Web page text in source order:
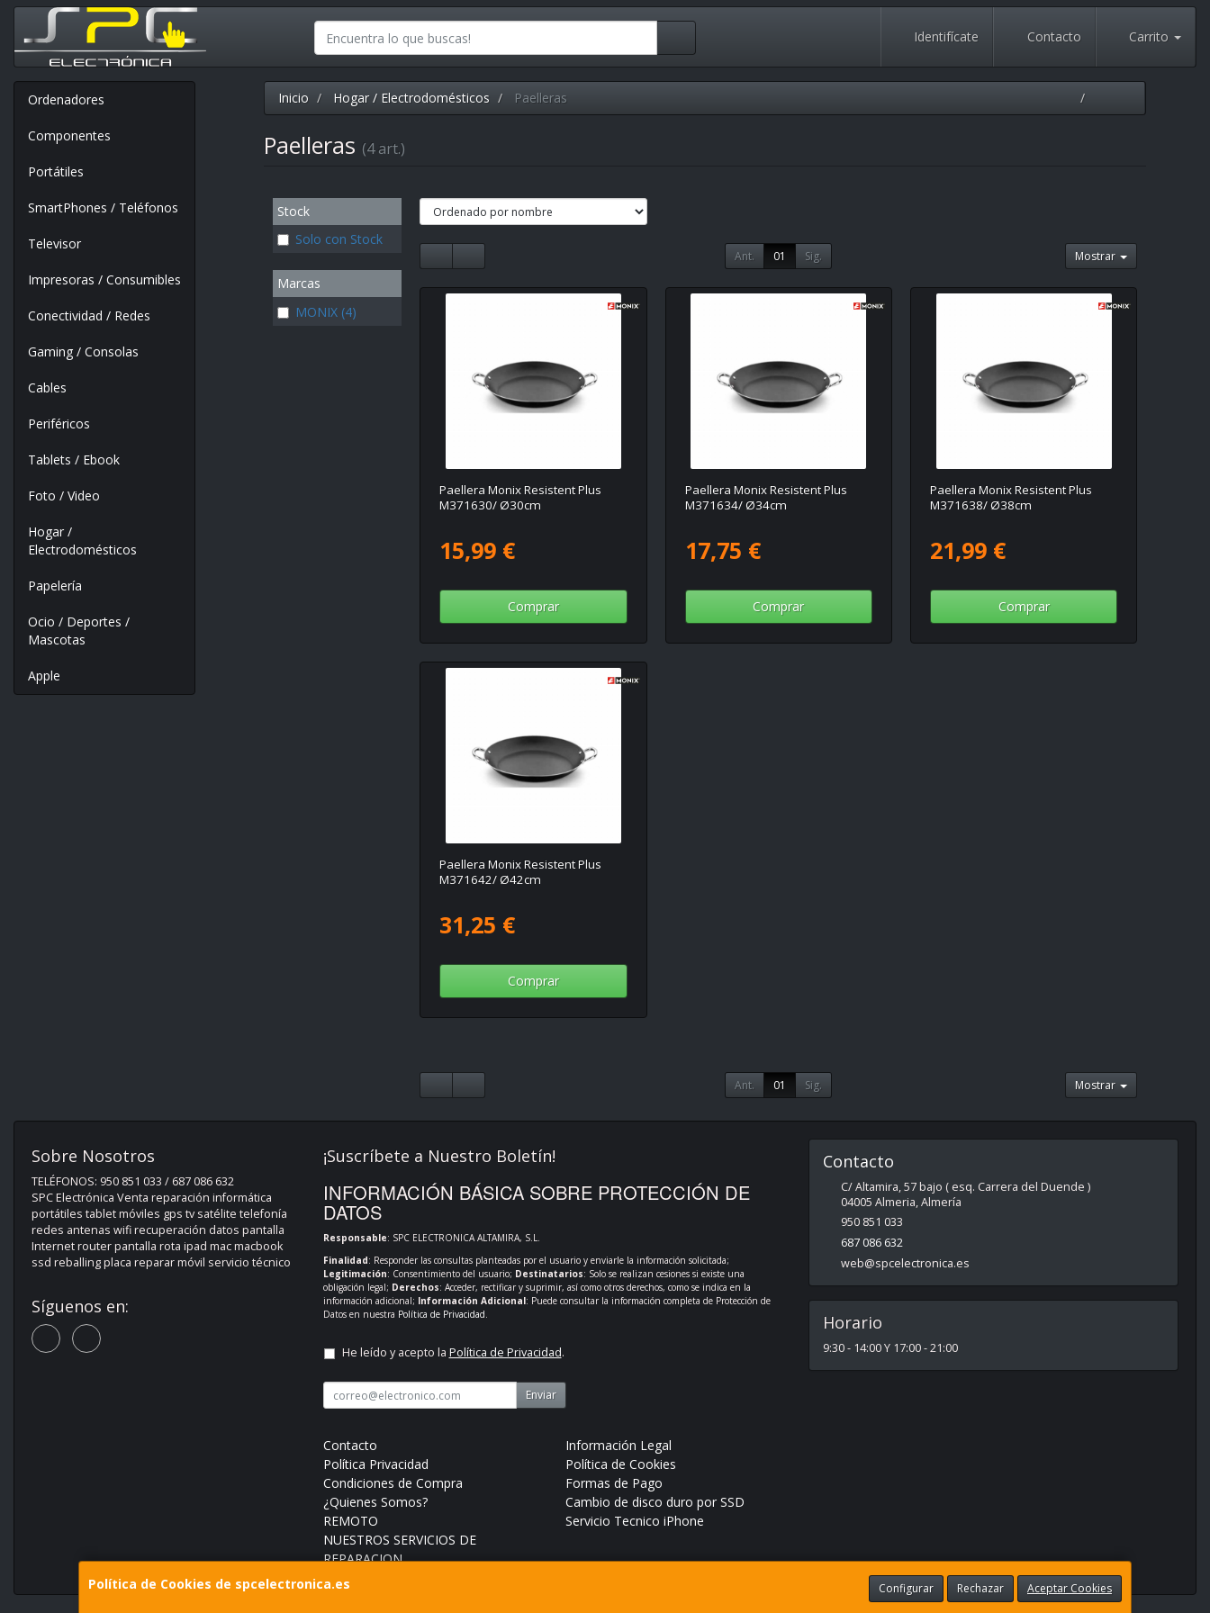
Identifícate Contacto Carrito
Ordenadores
Componentes
Portátiles
SmartPhones / Teléfonos
Televisor
Impresoras / Consumibles
Conectividad / Redes
Gaming / Consolas
Cables
Periféricos
Tablets / Ebook
Foto / Video
Hogar /
Electrodomésticos
Papelería
Ocio / Deportes /
Mascotas
Apple
Inicio Hogar / Electrodomésticos Paelleras
Paelleras (4 art.)
Stock
Solo con Stock
Marcas
MONIX (4)
Ant. 01 Sig. Mostrar
Paellera Monix Resistent Plus
M371630/ Ø30cm
15,99 €
Comprar
Paellera Monix Resistent Plus
M371634/ Ø34cm
17,75 €
Comprar
Paellera Monix Resistent Plus
M371638/ Ø38cm
21,99 €
Comprar
Paellera Monix Resistent Plus
M371642/ Ø42cm
31,25 €
Comprar
Ant. 01 Sig. Mostrar
Política de Cookies de spcelectronica.es Configurar Rechazar Aceptar Cookies
Sobre Nosotros
TELÉFONOS: 950 851 033 / 687 086 632
SPC Electrónica Venta reparación informática
portátiles tablet móviles gps tv satélite telefonía
redes antenas wifi recuperación datos pantalla
Internet router pantalla rota ipad mac macbook
ssd reballing placa reparar móvil servicio técnico
Síguenos en:
¡Suscríbete a Nuestro Boletín!
INFORMACIÓN BÁSICA SOBRE PROTECCIÓN DE
DATOS
Responsable: SPC ELECTRONICA ALTAMIRA, S.L.
Finalidad: Responder las consultas planteadas por el usuario y enviarle la información solicitada;
Legitimación: Consentimiento del usuario; Destinatarios: Solo se realizan cesiones si existe una
obligación legal; Derechos: Acceder, rectificar y suprimir, así como otros derechos, como se indica en la
información adicional; Información Adicional: Puede consultar la información completa de Protección de
Datos en nuestra Política de Privacidad.
He leído y acepto la Política de Privacidad.
Enviar
Contacto
Información Legal
Política Privacidad
Política de Cookies
Condiciones de Compra
Formas de Pago
¿Quienes Somos?
Cambio de disco duro por SSD
REMOTO
Servicio Tecnico iPhone
NUESTROS SERVICIOS DE
REPARACION
Contacto
C/ Altamira, 57 bajo ( esq. Carrera del Duende )
04005 Almeria,Almería
950 851 033
687 086 632
web@spcelectronica.es
Horario
9:30 - 14:00 Y 17:00 - 21:00